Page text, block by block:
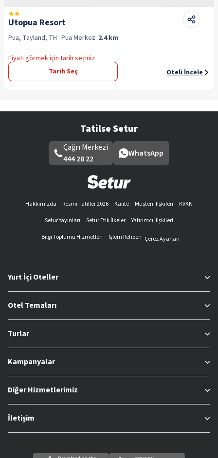
Utopua Resort
Pua, Tayland, TH · Pua Merkez: 2.4 km
Fiyatı görmek için tarih seçiniz
Tarih Seç
Oteli İncele
Tatilse Setur
Çağrı Merkezi
444 28 22
WhatsApp
Hakkımızda Resmi Tatiller 2026 Kalite Müşteri İlişkileri
KVKK
Setur Yayınları
Setur Etik İlkeler
Yatırımcı İlişkileri
Bilgi Toplumu Hizmetleri
İşlem Rehberi Çerez Ayarları
Yurt İçi Oteller
Otel Temaları
Turlar
Kampanyalar
Diğer Hizmetlerimiz
İletişim